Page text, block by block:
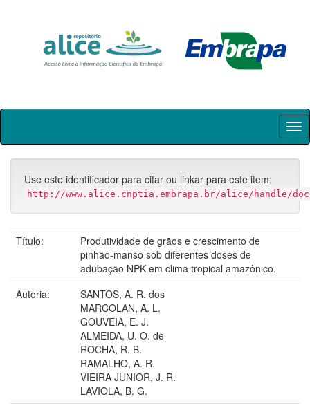
Skip
Use este identificador para citar ou linkar para este item:
http://www.alice.cnptia.embrapa.br/alice/handle/
Título:
Produtividade de grãos e crescimento de
pinhão-manso sob diferentes doses de
adubação NPK em clima tropical amazônico.
Autoria:
SANTOS, A. R. dos
MARCOLAN, A. L.
GOUVEIA, E. J.
ALMEIDA, U. O. de
ROCHA, R. B.
RAMALHO, A. R.
VIEIRA JUNIOR, J. R.
LAVIOLA, B. G.